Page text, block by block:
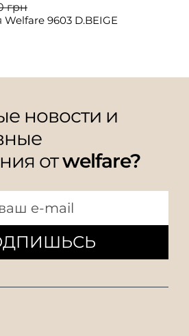
грн
9603 D.BEIGE
новости и
отwelfare?